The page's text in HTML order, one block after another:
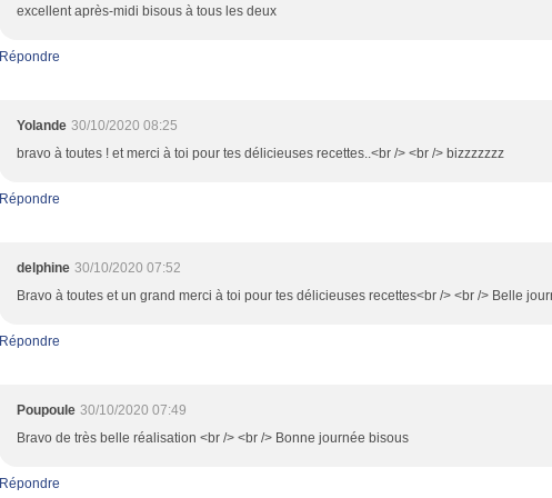
excellent après-midi bisous à tous les deux
Répondre
Yolande 30/10/2020 08:25
bravo à toutes ! et merci à toi pour tes délicieuses recettes..<br /> <br /> bizzzzzzz
Répondre
delphine 30/10/2020 07:52
Bravo à toutes et un grand merci à toi pour tes délicieuses recettes<br /> <br /> Belle
Répondre
Poupoule 30/10/2020 07:49
Bravo de très belle réalisation <br /> <br /> Bonne journée bisous
Répondre